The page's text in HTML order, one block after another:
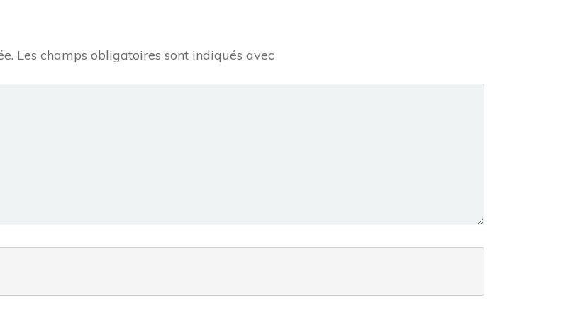
Les champs obligatoires sont indiqués avec